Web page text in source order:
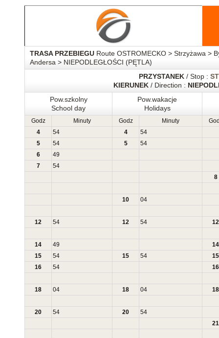
TRASA PRZEBIEGU Route OSTROMECKO > Strzyżawa >
Andersa > NIEPODLEGŁOŚCI (PĘTLA)
PRZYSTANEK / Stop :
KIERUNEK/ Direction :
Pow.szkolny
School day
Pow.wakacje
Holidays
Godz Minuty Godz Minuty
4
54 4
54
5
54 5
54
6
49
7
54
8
10 04
12 54 12 54 12
14 49
14
15
54 15 54
15
16
54 16
18 04 18 04 18
20 54 20
54
21